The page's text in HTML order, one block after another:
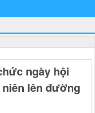
ngày hội
lên đường